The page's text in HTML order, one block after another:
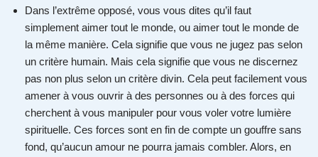
Dans l’extrême opposé, vous vous dites qu’il faut
simplement aimer tout le monde, ou aimer tout le monde de
la même manière. Cela signifie que vous ne jugez pas selon
un critère humain. Mais cela signifie que vous ne discernez
pas non plus selon un critère divin. Cela peut facilement vous
amener à vous ouvrir à des personnes ou à des forces qui
cherchent à vous manipuler pour vous voler votre lumière
spirituelle. Ces forces sont en fin de compte un gouffre sans
fond, qu’aucun amour ne pourra jamais combler. Alors, en